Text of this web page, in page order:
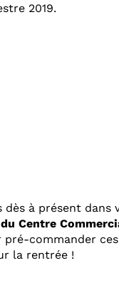
2019.
dès à présent dans
Centre
pré-commander
la rentrée !